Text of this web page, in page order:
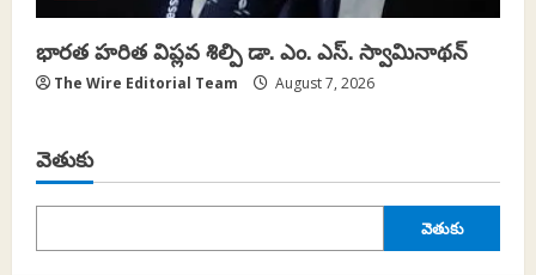
భారత హరిత విప్లవ శిల్పి డా. ఎం. ఎస్. స్వామినాథన్
The Wire Editorial Team August 7, 2026
వెతుకు
వెతుకు